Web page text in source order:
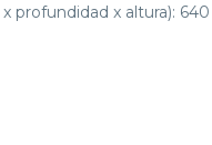
profundidad x altura):